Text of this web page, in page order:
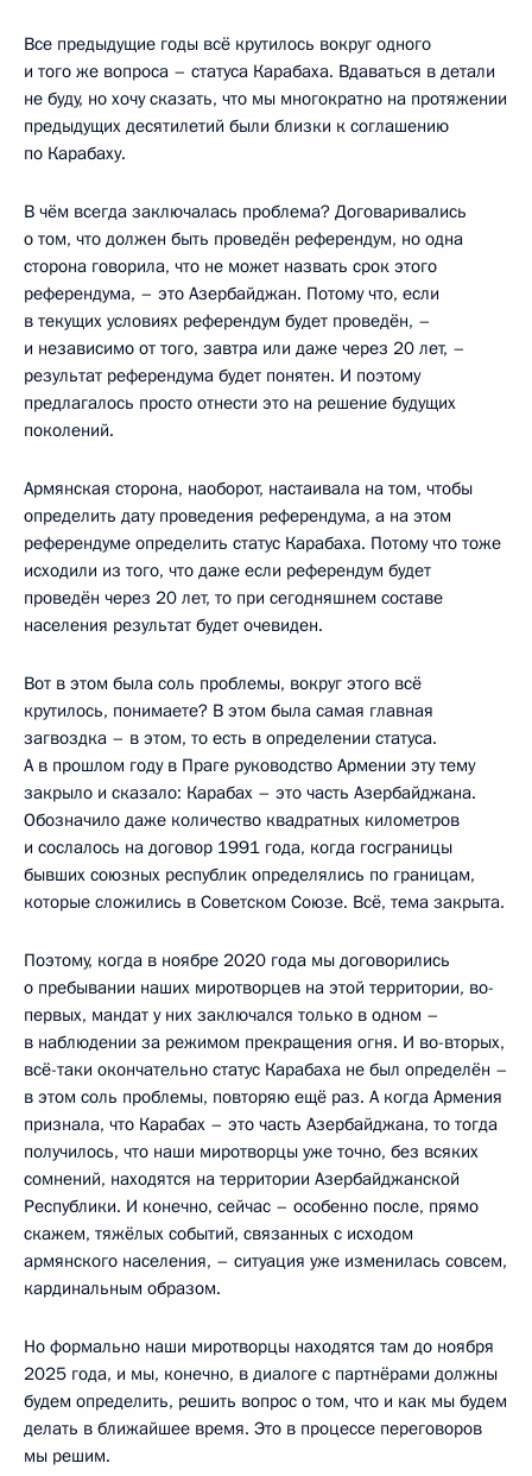
Все предыдущие годы всё крутилось вокруг одного
и того же вопроса – статуса Карабаха. Вдаваться в детали
не буду, но хочу сказать, что мы многократно на протяжении
предыдущих десятилетий были близки к соглашению
по Карабаху.
В чём всегда заключалась проблема? Договаривались
о том, что должен быть проведён референдум, но одна
сторона говорила, что не может назвать срок этого
референдума, – это Азербайджан. Потому что, если
в текущих условиях референдум будет проведён, –
и независимо от того, завтра или даже через 20 лет, –
результат референдума будет понятен. И поэтому
предлагалось просто отнести это на решение будущих
поколений.
Армянская сторона, наоборот, настаивала на том, чтобы
определить дату проведения референдума, а на этом
референдуме определить статус Карабаха. Потому что тоже
исходили из того, что даже если референдум будет
проведён через 20 лет, то при сегодняшнем составе
населения результат будет очевиден.
Вот в этом была соль проблемы, вокруг этого всё
крутилось, понимаете? В этом была самая главная
загвоздка – в этом, то есть в определении статуса.
А в прошлом году в Праге руководство Армении эту тему
закрыло и сказало: Карабах – это часть Азербайджана.
Обозначило даже количество квадратных километров
и сослалось на договор 1991 года, когда госграницы
бывших союзных республик определялись по границам,
которые сложились в Советском Союзе. Всё, тема закрыта.
Поэтому, когда в ноябре 2020 года мы договорились
о пребывании наших миротворцев на этой территории, во-
первых, мандат у них заключался только в одном –
в наблюдении за режимом прекращения огня. И во-вторых,
всё-таки окончательно статус Карабаха не был определён –
в этом соль проблемы, повторяю ещё раз. А когда Армения
признала, что Карабах – это часть Азербайджана, то тогда
получилось, что наши миротворцы уже точно, без всяких
сомнений, находятся на территории Азербайджанской
Республики. И конечно, сейчас – особенно после, прямо
скажем, тяжёлых событий, связанных с исходом
армянского населения, – ситуация уже изменилась совсем,
кардинальным образом.
Но формально наши миротворцы находятся там до ноября
2025 года, и мы, конечно, в диалоге с партнёрами должны
будем определить, решить вопрос о том, что и как мы будем
делать в ближайшее время. Это в процессе переговоров
мы решим.